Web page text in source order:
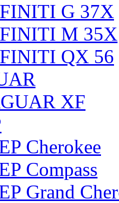
G 37X
M 35X
QX 56
XF
Cherokee
Compass
Grand